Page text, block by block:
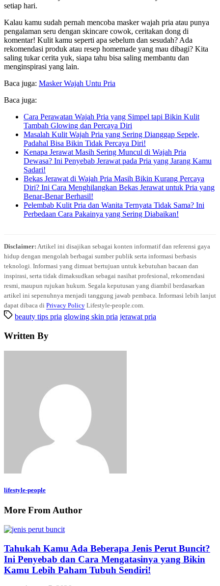
setiap hari.
Kalau kamu sudah pernah mencoba masker wajah pria atau punya
pengalaman seru dengan skincare cowok, ceritakan dong di
komentar! Kulit kamu seperti apa sebelum dan sesudah? Ada
rekomendasi produk atau resep homemade yang mau dibagi? Kita
saling tukar cerita yuk, siapa tahu bisa saling membantu dan
menginspirasi yang lain.
Baca juga: Masker Wajah Untu Pria
Baca juga:
Cara Perawatan Wajah Pria yang Simpel tapi Bikin Kulit
Tambah Glowing dan Percaya Diri
Masalah Kulit Wajah Pria yang Sering Dianggap Sepele,
Padahal Bisa Bikin Tidak Percaya Diri!
Kenapa Jerawat Masih Sering Muncul di Wajah Pria
Dewasa? Ini Penyebab Jerawat pada Pria yang Jarang Kamu
Sadari!
Bekas Jerawat di Wajah Pria Masih Bikin Kurang Percaya
Diri? Ini Cara Menghilangkan Bekas Jerawat untuk Pria yang
Benar-Benar Berhasil!
Pelembab Kulit Pria dan Wanita Ternyata Tidak Sama? Ini
Perbedaan Cara Pakainya yang Sering Diabaikan!
Disclaimer: Artikel ini disajikan sebagai konten informatif dan referensi gaya
hidup dengan mengolah berbagai sumber publik serta informasi berbasis
teknologi. Informasi yang dimuat bertujuan untuk kebutuhan bacaan dan
inspirasi, serta tidak dimaksudkan sebagai nasihat profesional, rekomendasi
resmi, maupun rujukan hukum. Segala keputusan yang diambil berdasarkan
artikel ini sepenuhnya menjadi tanggung jawab pembaca. Informasi lebih lanjut
dapat dibaca di Privacy Policy Lifestyle-people.com.
beauty tips pria glowing skin pria jerawat pria
Written By
lifestyle-people
More From Author
Tahukah Kamu Ada Beberapa Jenis Perut Buncit?
Ini Penyebab dan Cara Mengatasinya yang Bikin
Kamu Lebih Paham Tubuh Sendiri!